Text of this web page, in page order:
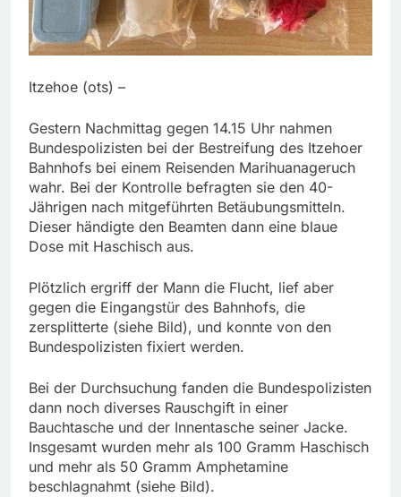
Itzehoe (ots) –
Gestern Nachmittag gegen 14.15 Uhr nahmen
Bundespolizisten bei der Bestreifung des Itzehoer
Bahnhofs bei einem Reisenden Marihuanageruch
wahr. Bei der Kontrolle befragten sie den 40-
Jährigen nach mitgeführten Betäubungsmitteln.
Dieser händigte den Beamten dann eine blaue
Dose mit Haschisch aus.
Plötzlich ergriff der Mann die Flucht, lief aber
gegen die Eingangstür des Bahnhofs, die
zersplitterte (siehe Bild), und konnte von den
Bundespolizisten fixiert werden.
Bei der Durchsuchung fanden die Bundespolizisten
dann noch diverses Rauschgift in einer
Bauchtasche und der Innentasche seiner Jacke.
Insgesamt wurden mehr als 100 Gramm Haschisch
und mehr als 50 Gramm Amphetamine
beschlagnahmt (siehe Bild).